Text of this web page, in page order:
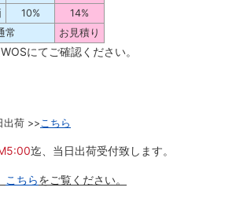
10%
14%
常 お見積り
にてご確認ください。
出荷 >>こちら
迄、当日出荷受付致します。
こちらをご覧ください。